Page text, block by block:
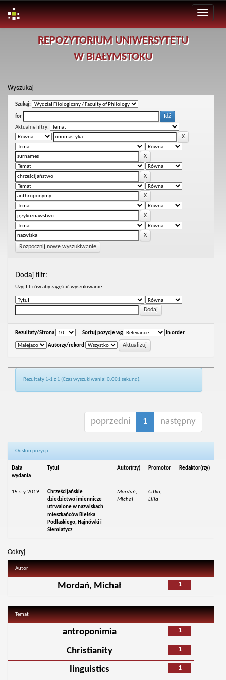
REPOZYTORIUM UNIWERSYTETU
W BIAŁYMSTOKU
Wyszukaj
Szukaj:
for
Aktualne filtry:
Rozpocznij nowe wyszukiwanie
Dodaj filtr:
Uzyj filtrów aby zagęścić wyszukiwanie.
Rezultaty/Strona Sortuj pozycje wg In order
Autorzy/rekord
Rezultaty 1-1 z 1 (Czas wyszukiwania: 0.001 sekund).
poprzedni 1 następny
Odsłon pozycji:
Data
wydania
Tytuł Autor(rzy) Promotor Redaktor(rzy)
15-sty-2019
Chrześcijańskie
dziedzictwo imiennicze
utrwalone w nazwiskach
mieszkańców Bielska
Podlaskiego, Hajnówki i
Siemiatycz
Mordań,
Michał
Citko,
Lilia
-
Odkryj
Autor
1
Mordań, Michał
Temat
1
antroponimia
1
Christianity
1
linguistics